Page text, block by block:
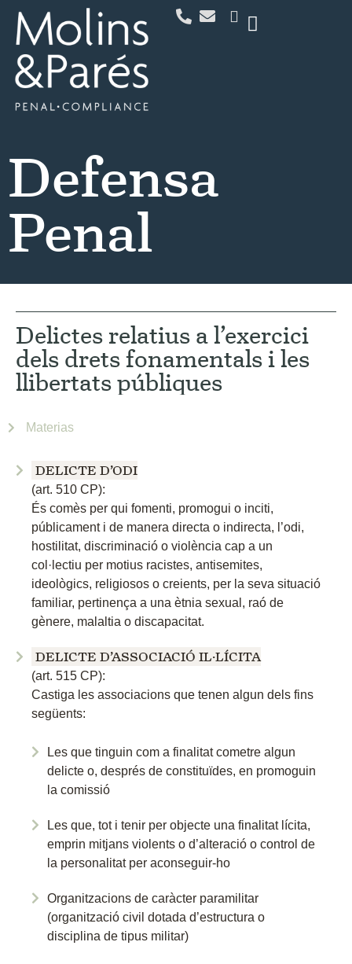
Defensa
Penal
Delictes relatius a l’exercici
dels drets fonamentals i les
llibertats públiques
Materias
DELICTE D’ODI
(art. 510 CP):
És comès per qui fomenti, promogui o inciti,
públicament i de manera directa o indirecta, l’odi,
hostilitat, discriminació o violència cap a un
col·lectiu per motius racistes, antisemites,
ideològics, religiosos o creients, per la seva situació
familiar, pertinença a una ètnia sexual, raó de
gènere, malaltia o discapacitat.
DELICTE D’ASSOCIACIÓ IL·LÍCITA
(art. 515 CP):
Castiga les associacions que tenen algun dels fins
següents:
Les que tinguin com a finalitat cometre algun
delicte o, després de constituïdes, en promoguin
la comissió
Les que, tot i tenir per objecte una finalitat lícita,
emprin mitjans violents o d’alteració o control de
la personalitat per aconseguir-ho
Organitzacions de caràcter paramilitar
(organització civil dotada d’estructura o
disciplina de tipus militar)